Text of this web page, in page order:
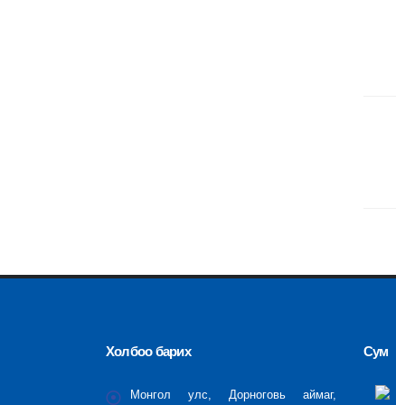
Холбоо барих
Монгол улс, Дорноговь аймаг,
Сум